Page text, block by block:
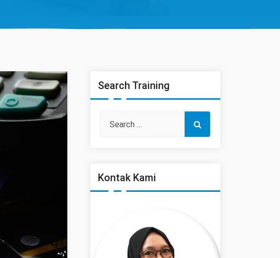
Search Training
Kontak Kami